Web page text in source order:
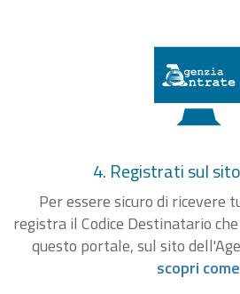
4. Registrati sul
Per essere sicuro di ricevere
registra il Codice Destinatario
questo portale, sul sito
scopri come